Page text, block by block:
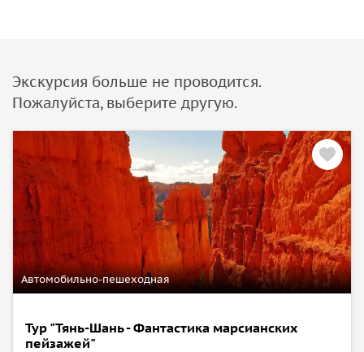
Экскурсия больше не проводится.
Пожалуйста, выберите другую.
Автомобильно-пешеходная
Тур "Тянь-Шань - Фантастика марсианских
пейзажей"